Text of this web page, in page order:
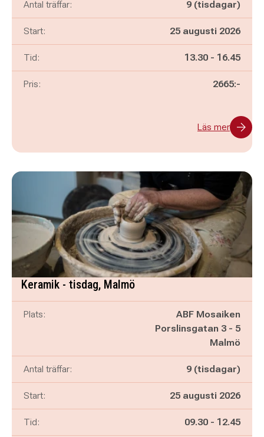
Antal träffar: 9 (tisdagar)
Start: 25 augusti 2026
Tid: Pågår mellan
13.30 - och
16.45
Pris: 2665:-
Läs mer
Keramik - tisdag, Malmö
Plats:
ABF Mosaiken
Porslinsgatan 3 - 5
Malmö
Antal träffar: 9 (tisdagar)
Start: 25 augusti 2026
Tid: Pågår mellan
09.30 - och
12.45